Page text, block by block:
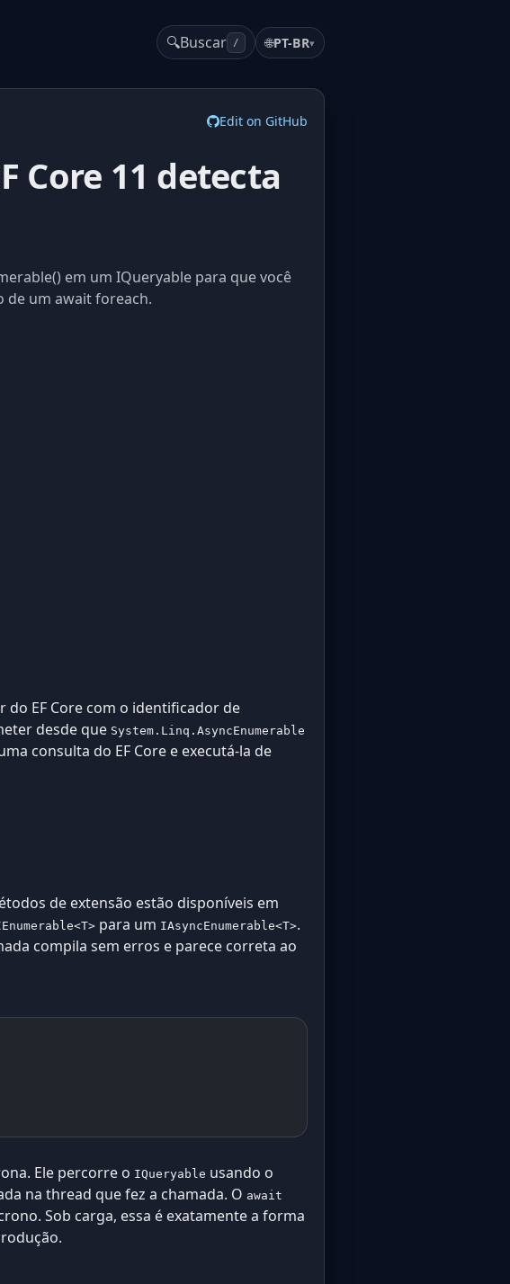
🔍Buscar / 🌐PT-BR▾
Edit on GitHub
Core 11 detecta
em um IQueryable para que você
de um await foreach.
do EF Core com o identificador de
desde que System.Linq.AsyncEnumerable
consulta do EF Core e executá-la de
de extensão estão disponíveis em
para um IAsyncEnumerable<T>.
compila sem erros e parece correta ao
Ele percorre o IQueryable usando o
na thread que fez a chamada. O await
Sob carga, essa é exatamente a forma